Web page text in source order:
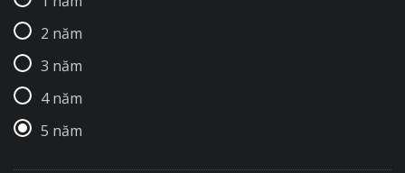
2 năm
3 năm
4 năm
5 năm